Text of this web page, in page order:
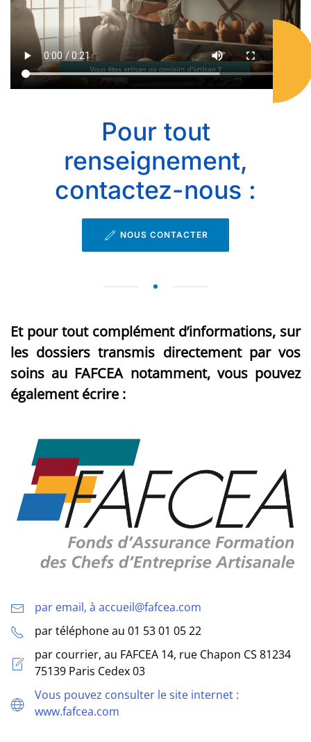
Pour tout
renseignement,
contactez-nous :
NOUS CONTACTER
Et pour tout complément d’informations, sur
les dossiers transmis directement par vos
soins au FAFCEA notamment, vous pouvez
également écrire :
par email, à accueil@fafcea.com
par téléphone au 01 53 01 05 22
par courrier, au FAFCEA 14, rue Chapon CS 81234
75139 Paris Cedex 03
Vous pouvez consulter le site internet :
www.fafcea.com